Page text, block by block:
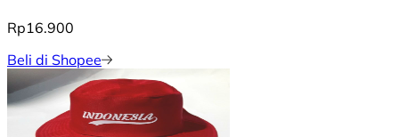
Rp16.900
Beli di Shopee